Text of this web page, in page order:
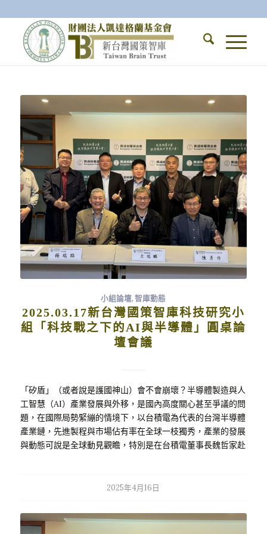
小組論壇,智庫動態
2025.03.17新台灣國策智庫科技研究小
組「科技戰之下的AI與半導體」圓桌論
壇會議
「矽盾」（或者說是護國神山）會不會崩壞？半導體製造與人
工智慧（AI）產業發展與外移，是國內高度關心甚至爭議的問
題，在國際局勢緊繃的情境下，以台積電為代表的台灣半導體
產業鏈，先進製程與市場佔有率在全球一枝獨秀，產業的發展
與動態可說是全球動見觀瞻，特別是在台積電董事長魏哲家赴
批評，擔心產業競爭力、核心技術外流與矽盾的褪色；國人最
美國超越，導致台灣的半導體關鍵地位被取代或者重要性降
低，業者與主管機關似乎信心滿滿，因為未來台積電的美國生
2025年4月16日